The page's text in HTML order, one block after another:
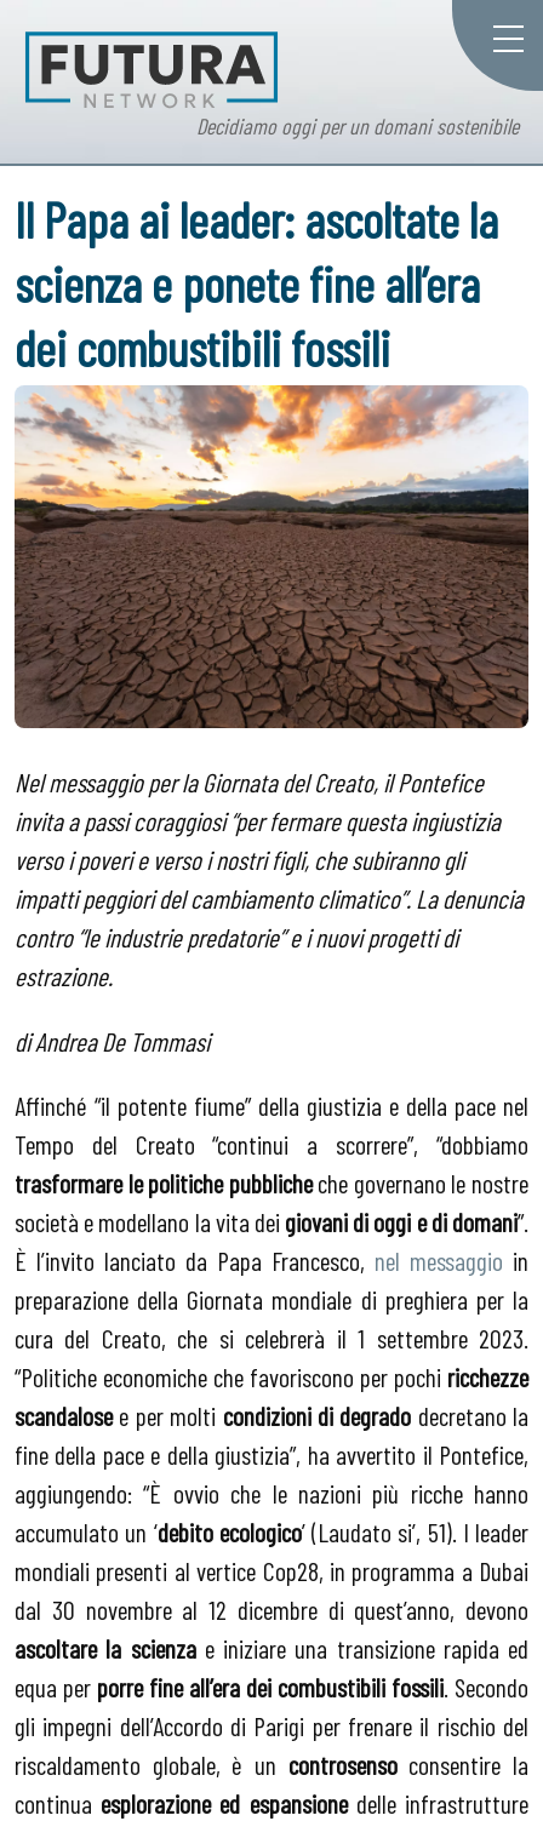
Decidiamo oggi per un domani sostenibile
Il Papa ai leader: ascoltate la
scienza e ponete fine all’era
dei combustibili fossili
Nel messaggio per la Giornata del Creato, il Pontefice
invita a passi coraggiosi “per fermare questa ingiustizia
verso i poveri e verso i nostri figli, che subiranno gli
impatti peggiori del cambiamento climatico”. La denuncia
contro “le industrie predatorie” e i nuovi progetti di
estrazione.
di Andrea De Tommasi
Affinché “il potente fiume” della giustizia e della pace nel
Tempo del Creato “continui a scorrere”, “dobbiamo
trasformare le politiche pubblicheche governano le nostre
società e modellano la vita dei giovani di oggi e di domani”.
È l’invito lanciato da Papa Francesco, nel messaggio in
preparazione della Giornata mondiale di preghiera per la
cura del Creato, che si celebrerà il 1 settembre 2023.
“Politiche economiche che favoriscono per pochi ricchezze
scandalosee per molti condizioni di degrado decretano la
fine della pace e della giustizia”, ha avvertito il Pontefice,
aggiungendo: “È ovvio che le nazioni più ricche hanno
accumulato un ‘debito ecologico’ (Laudato si’, 51). I leader
mondiali presenti al vertice Cop28, in programma a Dubai
dal 30 novembre al 12 dicembre di quest’anno, devono
ascoltare la scienzae iniziare una transizione rapida ed
equa per porre fine all’era dei combustibili fossili. Secondo
gli impegni dell’Accordo di Parigi per frenare il rischio del
riscaldamento globale, è un controsensoconsentire la
continua esplorazione ed espansione delle infrastrutture